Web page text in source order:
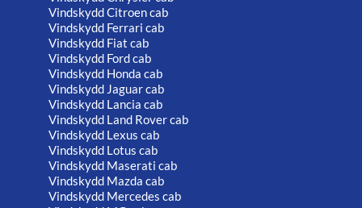
Vindskydd Citroen cab
Vindskydd Ferrari cab
Vindskydd Fiat cab
Vindskydd Ford cab
Vindskydd Honda cab
Vindskydd Jaguar cab
Vindskydd Lancia cab
Vindskydd Land Rover cab
Vindskydd Lexus cab
Vindskydd Lotus cab
Vindskydd Maserati cab
Vindskydd Mazda cab
Vindskydd Mercedes cab